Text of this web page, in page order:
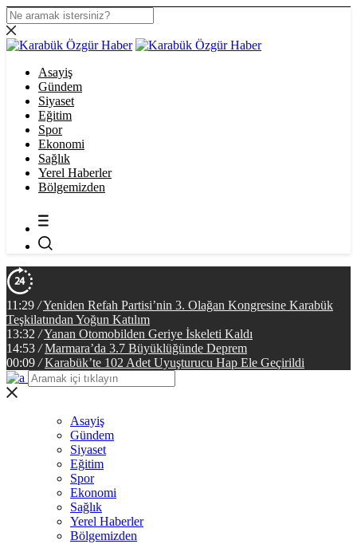
Asayiş
Gündem
Siyaset
Eğitim
Spor
Ekonomi
Sağlık
Yerel Haberler
Bölgemizden
11:29 /Yeniden Refah Partisi’nin 3. Olağan Kongresine Karabük
Teşkilatından Yoğun Katılım
13:32 /Yanan Otomobilden Geriye İskeleti Kaldı
14:53 / Marmara’da 3.7 Büyüklüğünde Deprem
00:09 / Karabük’te 102 Adet Uyuşturucu Hap Ele Geçirildi
Asayiş
Gündem
Siyaset
Eğitim
Spor
Ekonomi
Sağlık
Yerel Haberler
Bölgemizden